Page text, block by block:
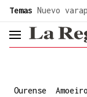
Temas Nuevo
header.menu.open
Ourense Amoeiro